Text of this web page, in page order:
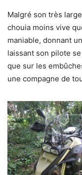
Malgré son très
chouia moins vive
maniable, donnant
laissant son pilote
que sur les
une compagne de